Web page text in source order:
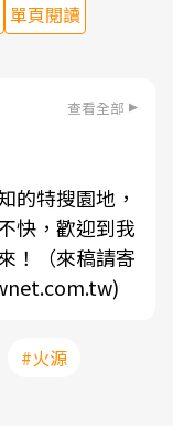
單頁閱讀
查看全部
的特搜園地，
快，歡迎到我
！（來稿請寄
#火源